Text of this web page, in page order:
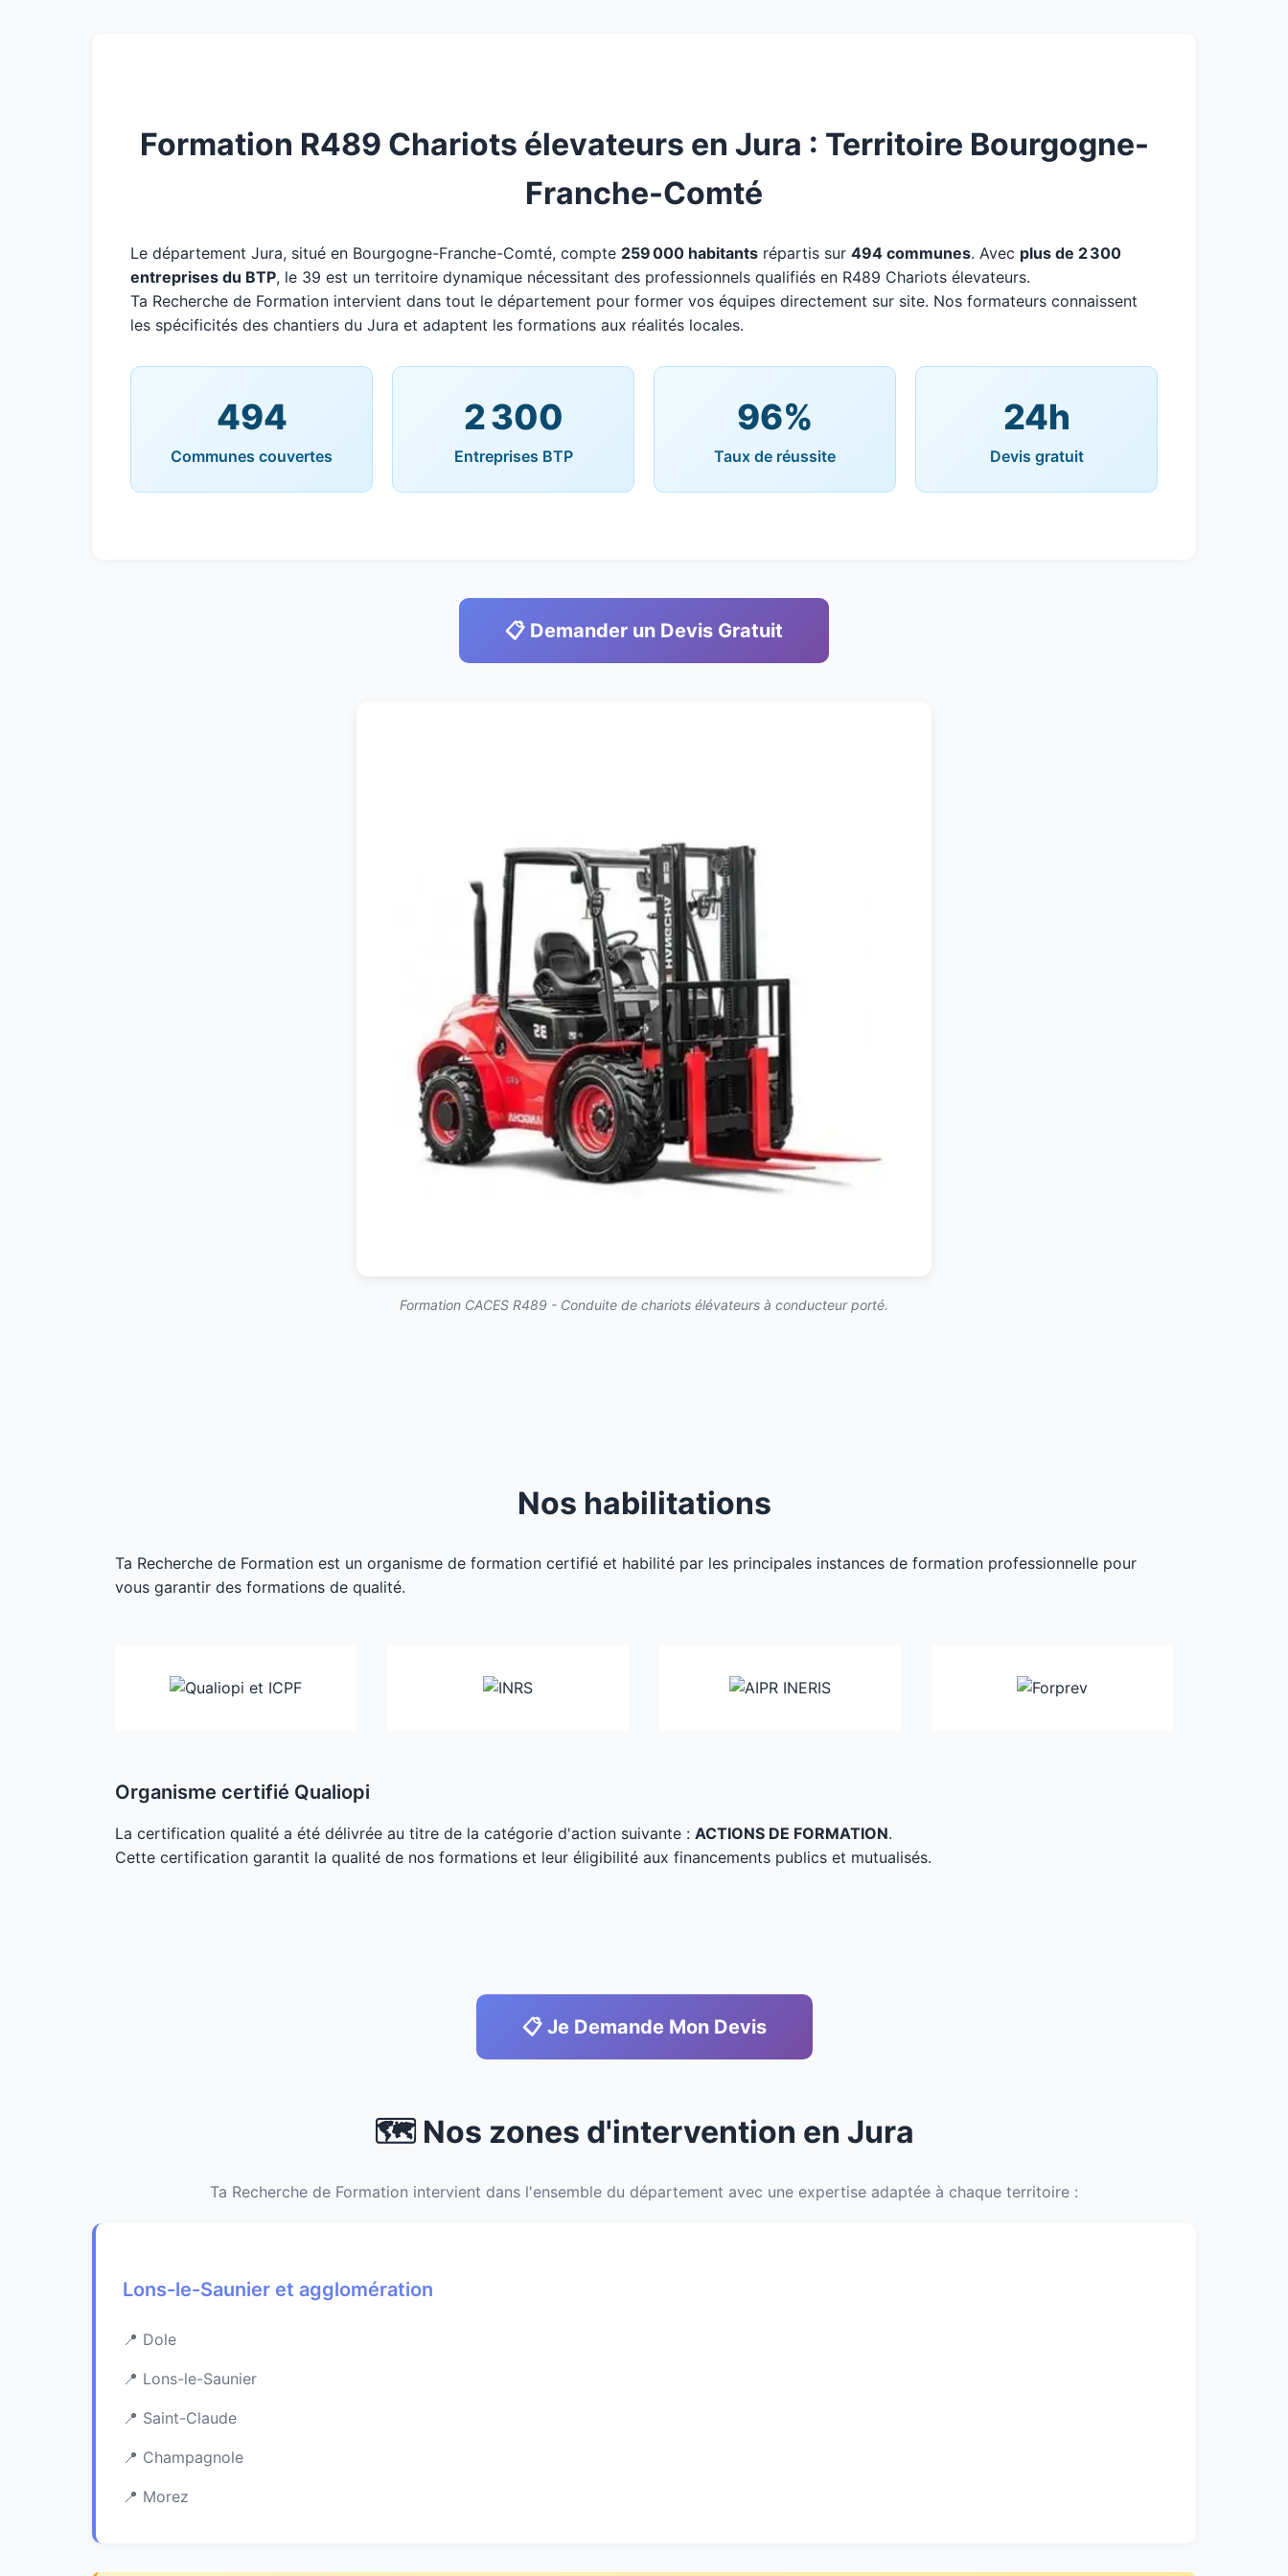
Formation R489 Chariots élevateurs en Jura : Territoire Bourgogne-
Franche-Comté
Le département Jura, situé en Bourgogne-Franche-Comté, compte 259 000 habitants répartis sur 494 communes. Avec plus de 2 300
entreprises du BTP, le 39 est un territoire dynamique nécessitant des professionnels qualifiés en R489 Chariots élevateurs.
Ta Recherche de Formation intervient dans tout le département pour former vos équipes directement sur site. Nos formateurs connaissent
les spécificités des chantiers du Jura et adaptent les formations aux réalités locales.
494
Communes couvertes
2 300
Entreprises BTP
96%
Taux de réussite
24h
Devis gratuit
📋 Demander un Devis Gratuit
Formation CACES R489 - Conduite de chariots élévateurs à conducteur porté.
Nos habilitations
Ta Recherche de Formation est un organisme de formation certifié et habilité par les principales instances de formation professionnelle pour
vous garantir des formations de qualité.
Organisme certifié Qualiopi
La certification qualité a été délivrée au titre de la catégorie d'action suivante : ACTIONS DE FORMATION.
Cette certification garantit la qualité de nos formations et leur éligibilité aux financements publics et mutualisés.
📋 Je Demande Mon Devis
🗺️ Nos zones d'intervention en Jura
Ta Recherche de Formation intervient dans l'ensemble du département avec une expertise adaptée à chaque territoire :
Lons-le-Saunier et agglomération
Dole
Lons-le-Saunier
Saint-Claude
Champagnole
Morez